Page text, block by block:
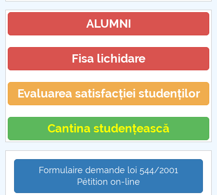
ALUMNI
Fisa lichidare
Evaluarea satisfacției studenților
Cantina studențească
Formulaire demande loi 544/2001
Pétition on-line